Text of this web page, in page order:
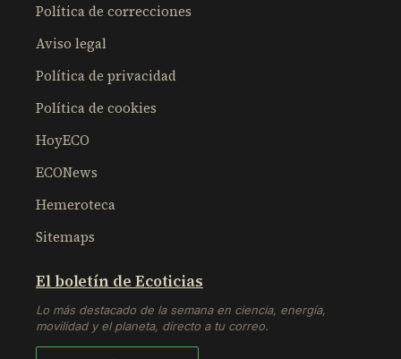
Política de correcciones
Aviso legal
Política de privacidad
Política de cookies
HoyECO
ECONews
Hemeroteca
Sitemaps
El boletín de Ecoticias
Lo más destacado de la semana en ciencia, energía,
movilidad y el planeta, directo a tu correo.